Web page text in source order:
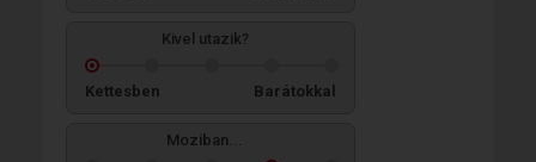
Kivel utazik?
Kettesben Barátokkal
Moziban...